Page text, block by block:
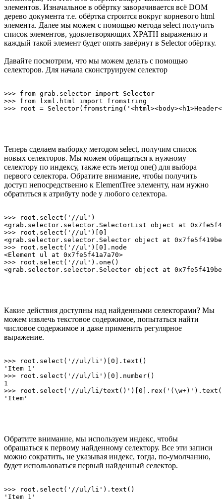
элементов. Изначальное в обёртку заворачивается всё DOM
дерево документа т.е. обёртка строится вокруг корневого html
элемента. Далее мы можем с помощью метода select получить
список элементов, удовлетворяющих XPATH выражению и
каждый такой элемент будет опять завёрнут в Selector обёртку.
Давайте посмотрим, что мы можем делать с помощью
селекторов. Для начала сконструируем селектор
>>> from grab.selector import Selector
>>> from lxml.html import fromstring
Теперь сделаем выборку методом select, получим список
новых селекторов. Мы можем обращаться к нужному
селектору по индексу, также есть метод one() для выбора
первого селектора. Обратите внимание, чтобы получить
доступ непосредственно к ElementTree элементу, нам нужно
обратиться к атрибуту node у любого селектора.
>>> root.select('//ul')
<grab.selector.selector.SelectorList object at
>>> root.select('//ul')[0]
<grab.selector.selector.Selector object at
>>> root.select('//ul')[0].node
<Element ul at 0x7fe5f41a7a70>
>>> root.select('//ul').one()
Какие действия доступны над найденными селекторами? Мы
можем извлечь текстовое содержимое, попытаться найти
числовое содержимое и даже применить регулярное
выражение.
>>> root.select('//ul/li')[0].text()
'Item 1'
>>> root.select('//ul/li')[0].number()
1
>>> root.select('//ul/li/
Обратите внимание, мы используем индекс, чтобы
обращаться к первому найденному селектору. Все эти записи
можно сократить, не указывая индекс, тогда, по-умолчанию,
будет использоваться первый найденный селектор.
>>> root.select('//ul/li').text()
'Item 1'